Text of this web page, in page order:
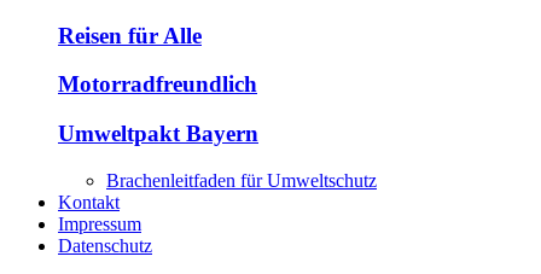
Reisen für Alle
Motorradfreundlich
Umweltpakt Bayern
Brachenleitfaden für Umweltschutz
Kontakt
Impressum
Datenschutz